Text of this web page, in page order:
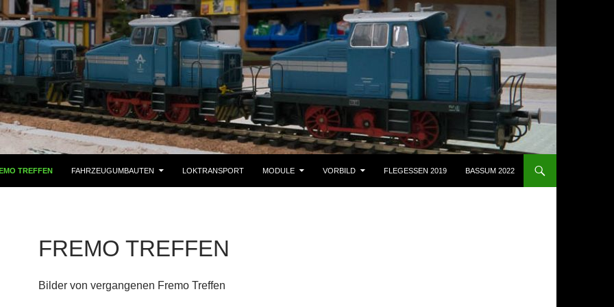
TREFFEN FAHRZEUGUMBAUTEN LOKTRANSPORT MODULE VORBILD FLEGESSEN 2019 BASSUM 2022
FREMO TREFFEN
Bilder von vergangenen Fremo Treffen